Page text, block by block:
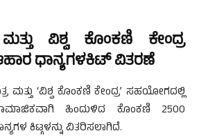
ವಿಶ್ವ ಕೊಂಕಣಿ ಕೇಂದ್ರ
ಧಾನ್ಯಗಳಕಿಟ್ ವಿತರಣೆ
ಮತ್ತು ‘ವಿಶ್ವ ಕೊಂಕಣಿ ಕೇಂದ್ರ’ ಸಹಯೋಗದಲ್ಲಿ
ಹಿಂದುಳಿದ ಕೊಂಕಣಿ 2500
ಕಿಟ್ಗಳನ್ನು ವಿತರಿಸಲಾಗಿದೆ.